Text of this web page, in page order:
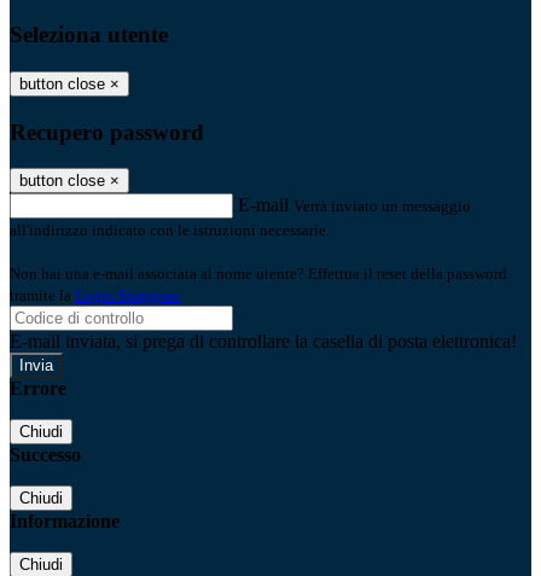
Seleziona utente
button close ×
Recupero password
button close ×
E-mail Verrà inviato un messaggio
all'indirizzo indicato con le istruzioni necessarie.
Non hai una e-mail associata al nome utente? Effettua il reset della password
tramite la Login Spaggiari
E-mail inviata, si prega di controllare la casella di posta elettronica!
Errore
Chiudi
Successo
Chiudi
Informazione
Chiudi